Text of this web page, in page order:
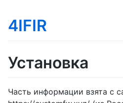
4IFIR
Установка
Часть информации взята с